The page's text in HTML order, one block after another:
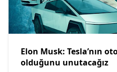
Elon Musk: Tesla’nın
olduğunu unutacağız